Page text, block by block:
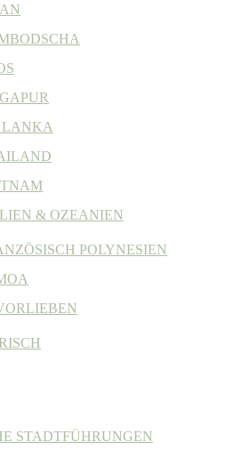
LANKA
& OZEANIEN
POLYNESIEN
STADTFÜHRUNGEN